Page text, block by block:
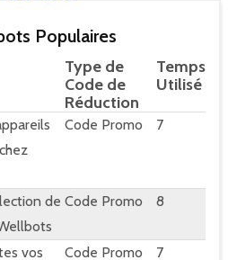
Populaires
Type de
Code de
Réduction
Temps
Utilisé
Code Promo 7
de Code Promo 8
vos
Code Promo 7